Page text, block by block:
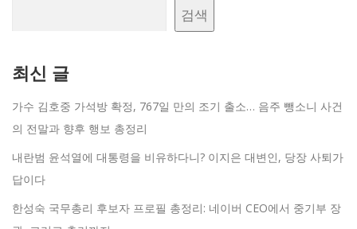
검색
최신 글
가수 김호중 가석방 확정, 767일 만의 조기 출소… 음주 뺑소니 사건
의 전말과 향후 행보 총정리
내란범 윤석열에 대통령을 비유하다니? 이지은 대변인, 당장 사퇴가
답이다
한성숙 국무총리 후보자 프로필 총정리: 네이버 CEO에서 중기부 장